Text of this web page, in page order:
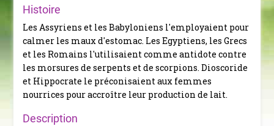
Histoire
Les Assyriens et les Babyloniens l'employaient pour
calmer les maux d'estomac. Les Egyptiens, les Grecs
et les Romains l'utilisaient comme antidote contre
les morsures de serpents et de scorpions. Dioscoride
et Hippocrate le préconisaient aux femmes
nourrices pour accroître leur production de lait.
Description